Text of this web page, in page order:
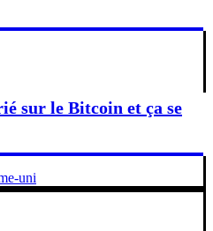
sur le Bitcoin et ça se
uni